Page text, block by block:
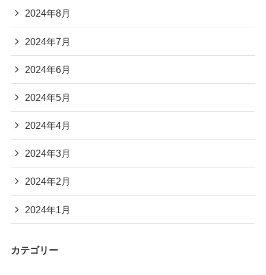
2024年8月
2024年7月
2024年6月
2024年5月
2024年4月
2024年3月
2024年2月
2024年1月
カテゴリー